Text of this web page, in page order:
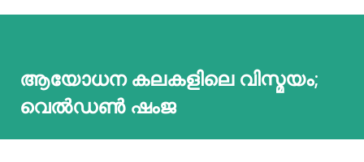
ആയോധന കലകളിലെ വിസ്മ‌യം;
വെല്‍ഡണ്‍ ഷംജ